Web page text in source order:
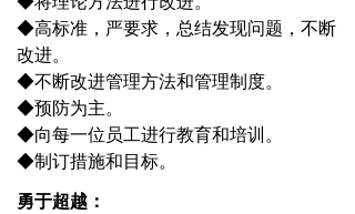
◆高标准，严要求，总结发现问题，不断
改进。
◆不断改进管理方法和管理制度。
◆预防为主。
◆向每一位员工进行教育和培训。
◆制订措施和目标。
勇于超越：